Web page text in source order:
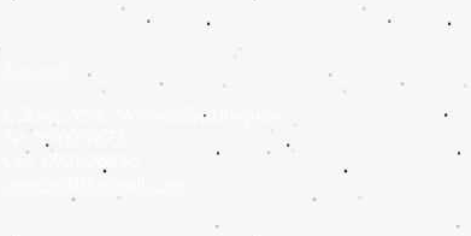
Montevideo-Uruguay
Tel: 2900-9475
Cel: 093826886